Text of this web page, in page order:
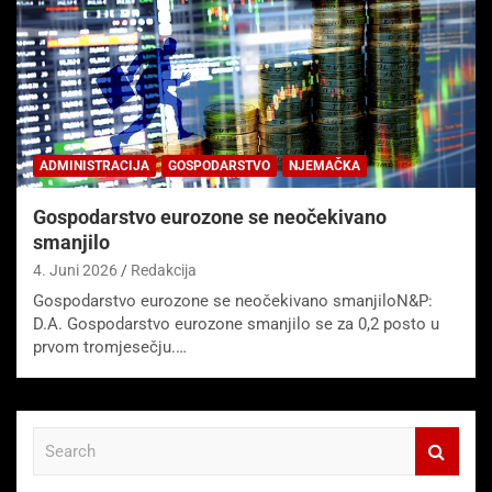
ADMINISTRACIJA GOSPODARSTVO NJEMAČKA
Gospodarstvo eurozone se neočekivano
smanjilo
4. Juni 2026 Redakcija
Gospodarstvo eurozone se neočekivano smanjiloN&P:
D.A. Gospodarstvo eurozone smanjilo se za 0,2 posto u
prvom tromjesečju.…